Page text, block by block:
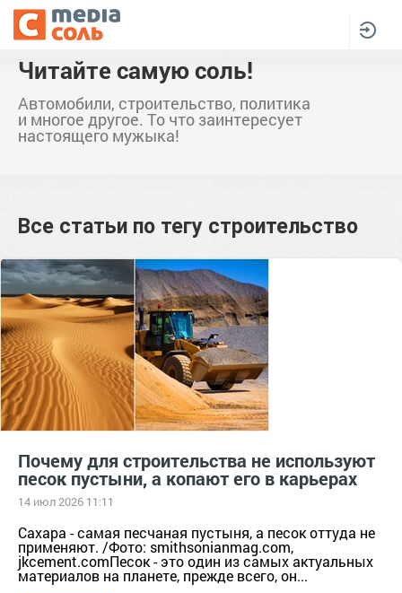
Читайте самую соль!
Автомобили, строительство, политика
и многое другое. То что заинтересует
настоящего мужыка!
Все статьи по тегу строительство
Почему для строительства не используют
песок пустыни, а копают его в карьерах
14 июл 2026 11:11
Сахара - самая песчаная пустыня, а песок оттуда не
применяют. /Фото: smithsonianmag.com,
jkcement.comПесок - это один из самых актуальных
материалов на планете, прежде всего, он...